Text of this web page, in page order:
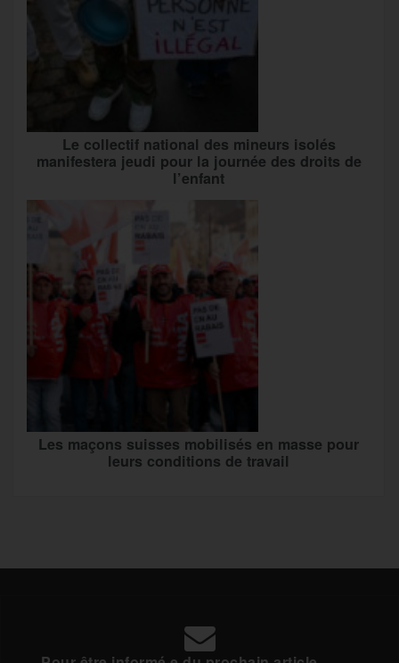
Le collectif national des mineurs isolés
manifestera jeudi pour la journée des droits de
l’enfant
Les maçons suisses mobilisés en masse pour
leurs conditions de travail